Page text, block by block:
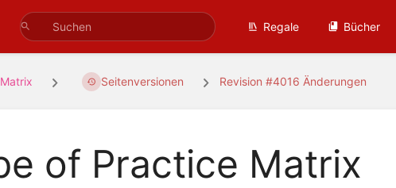
Regale Bücher
Seitenversionen Revision #4016 Änderungen
of Practice Matrix